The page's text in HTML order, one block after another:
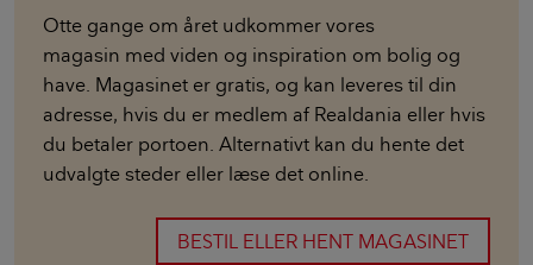
Otte gange om året udkommer vores
magasin med viden og inspiration om bolig og
have. Magasinet er gratis, og kan leveres til din
adresse, hvis du er medlem af Realdania eller hvis
du betaler portoen. Alternativt kan du hente det
udvalgte steder eller læse det online.
BESTIL ELLER HENT MAGASINET